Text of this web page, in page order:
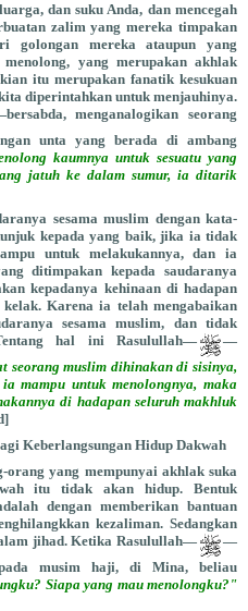
dan suku Anda, dan mencegah
zalim yang mereka timpakan
golongan mereka ataupun yang
yang merupakan akhlak
itu merupakan fanatik kesukuan
diperintahkan untuk menjauhinya.
menganalogikan seorang
unta yang berada di ambang
kaumnya untuk sesuatu yang
jatuh ke dalam sumur, ia ditarik
sesama muslim dengan kata-
kepada yang baik, jika ia tidak
untuk melakukannya, dan ia
ditimpakan kepada saudaranya
kepadanya kehinaan di hadapan
Karena ia telah mengabaikan
sesama muslim, dan tidak
hal ini Rasulullah—
—
seorang muslim dihinakan di sisinya,
mampu untuk menolongnya, maka
di hadapan seluruh makhluk
Keberlangsungan Hidup Dakwah
yang mempunyai akhlak suka
itu tidak akan hidup. Bentuk
dengan memberikan bantuan
kezaliman. Sedangkan
jihad. Ketika Rasulullah—
—
musim haji, di Mina, beliau
Siapa yang mau menolongku?"